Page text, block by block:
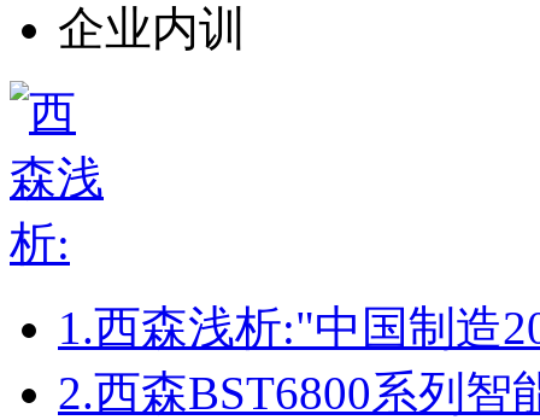
企业内训
1.西森浅析:"中国制造
2.西森BST6800系列智